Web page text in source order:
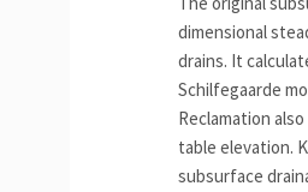
dimensional
drains. It
Schilfegaarde
Reclamation
table elevation.
subsurface